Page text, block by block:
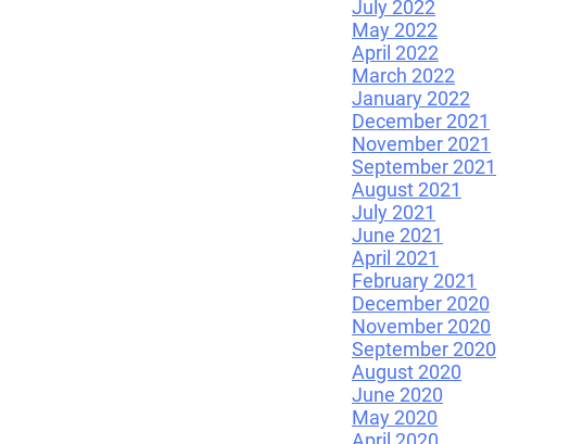
July 2022
May 2022
April 2022
March 2022
January 2022
December 2021
November 2021
September 2021
August 2021
July 2021
June 2021
April 2021
February 2021
December 2020
November 2020
September 2020
August 2020
June 2020
May 2020